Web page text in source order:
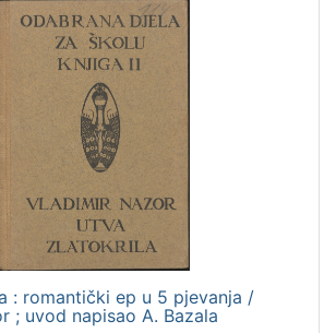
: romantički ep u 5 pjevanja /
; uvod napisao A. Bazala